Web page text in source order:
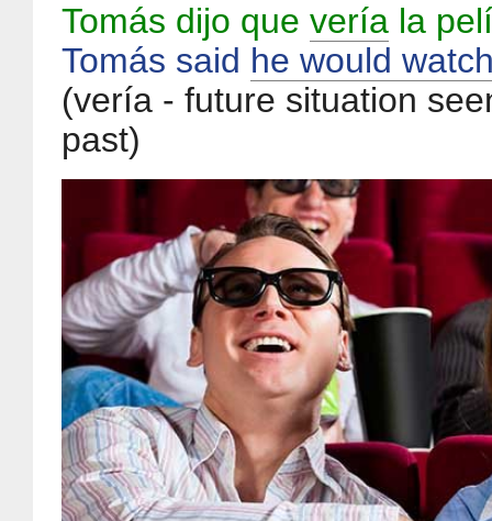
Tomás dijo que vería la
Tomás said he would
(vería - future situation
past)